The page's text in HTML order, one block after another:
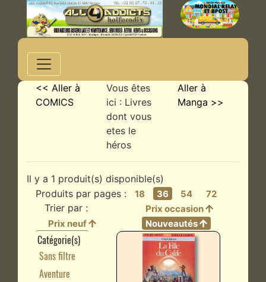
<< Aller à
COMICS
Vous êtes
ici : Livres
dont vous
etes le
héros
Aller à
Manga >>
Il y a 1 produit(s) disponible(s)
Produits par pages :
18 36 54 72
Trier par :
Prix occasion
Prix neuf
Nouveautés
Catégorie(s)
Sans filtre
Aventure